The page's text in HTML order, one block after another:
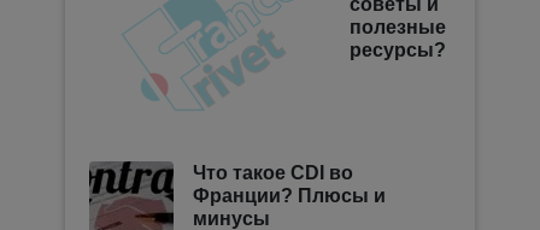
полезные
ресурсы?
Что такое CDI во
Франции? Плюсы и
минусы